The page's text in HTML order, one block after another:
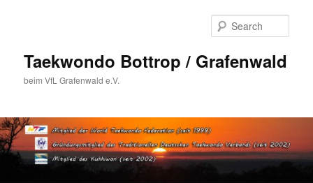
Taekwondo Bottrop / Grafenwald
beim VfL Grafenwald e.V.